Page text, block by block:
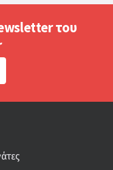
του